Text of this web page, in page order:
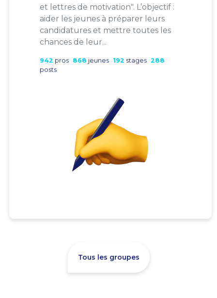
et lettres de motivation". L’objectif :
aider les jeunes à préparer leurs
candidatures et mettre toutes les
chances de leur...
942 pros 868 jeunes 192 stages 288
posts
Tous les groupes